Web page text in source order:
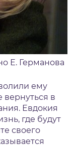
Е. Германова
ему
вернуться в
Евдокия
где будут
своего